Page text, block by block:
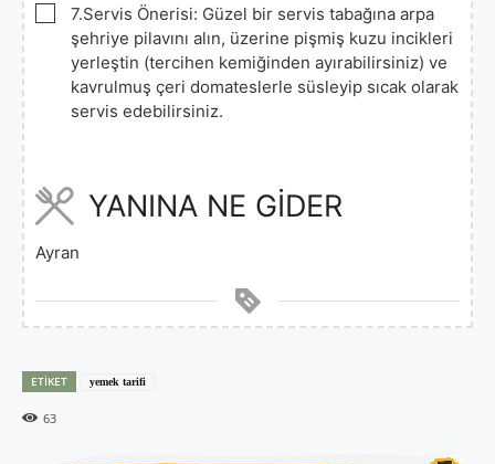
▢
7.Servis Önerisi: Güzel bir servis tabağına arpa
şehriye pilavını alın, üzerine pişmiş kuzu incikleri
yerleştin (tercihen kemiğinden ayırabilirsiniz) ve
kavrulmuş çeri domateslerle süsleyip sıcak olarak
servis edebilirsiniz.
YANINA NE GİDER
Ayran
ETIKET yemek tarifi
63